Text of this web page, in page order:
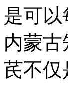
是可以
内蒙
芪不仅